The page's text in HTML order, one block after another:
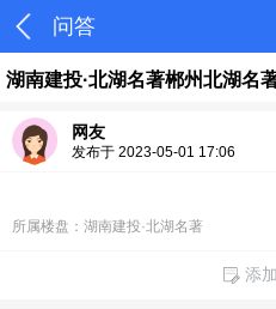
问答
湖南建投·北湖名著郴州北湖名
网友
发布于 2023-05-01 17:06
所属楼盘：湖南建投·北湖名著
添